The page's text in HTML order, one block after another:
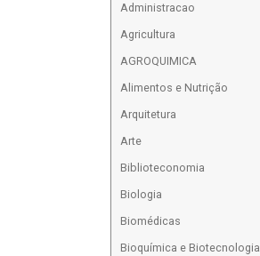
Administracao
Agricultura
AGROQUIMICA
Alimentos e Nutrição
Arquitetura
Arte
Biblioteconomia
Biologia
Biomédicas
Bioquímica e Biotecnologia